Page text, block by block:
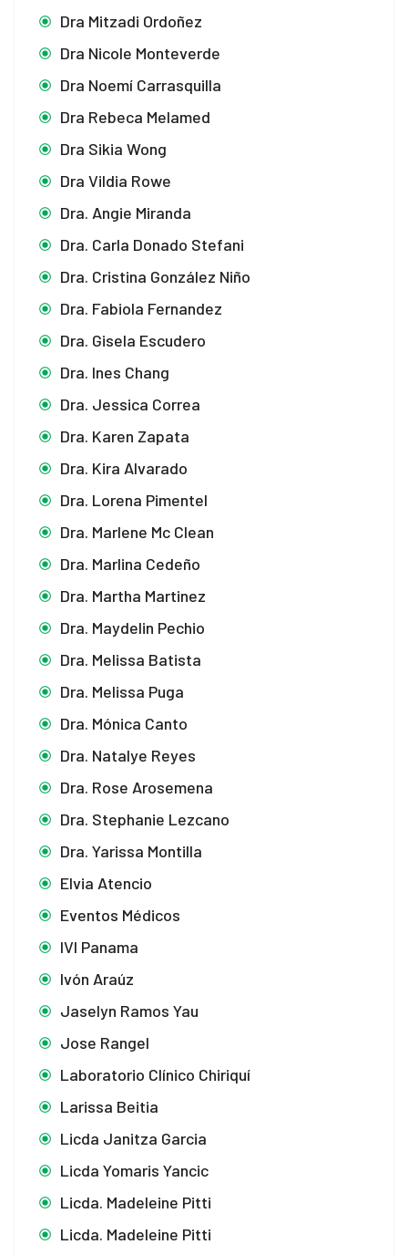
Dra Mitzadi Ordoñez
Dra Nicole Monteverde
Dra Noemí Carrasquilla
Dra Rebeca Melamed
Dra Sikia Wong
Dra Vildia Rowe
Dra. Angie Miranda
Dra. Carla Donado Stefani
Dra. Cristina González Niño
Dra. Fabiola Fernandez
Dra. Gisela Escudero
Dra. Ines Chang
Dra. Jessica Correa
Dra. Karen Zapata
Dra. Kira Alvarado
Dra. Lorena Pimentel
Dra. Marlene Mc Clean
Dra. Marlina Cedeño
Dra. Martha Martinez
Dra. Maydelin Pechio
Dra. Melissa Batista
Dra. Melissa Puga
Dra. Mónica Canto
Dra. Natalye Reyes
Dra. Rose Arosemena
Dra. Stephanie Lezcano
Dra. Yarissa Montilla
Elvia Atencio
Eventos Médicos
IVI Panama
Ivón Araúz
Jaselyn Ramos Yau
Jose Rangel
Laboratorio Clínico Chiriquí
Larissa Beitia
Licda Janitza Garcia
Licda Yomaris Yancic
Licda. Madeleine Pitti
Licda. Madeleine Pitti